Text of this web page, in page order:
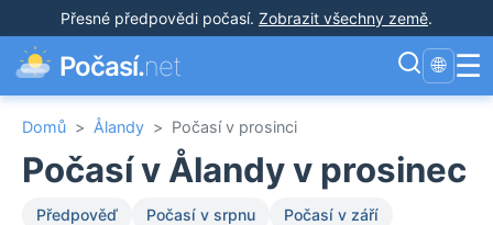
Přesné předpovědi počasí. Zobrazit všechny země.
Počasí.net 🌐 ☰
Domů > Ålandy > Počasí v prosinci
Počasí v Ålandy v prosinec
Předpověď Počasí v srpnu
Počasí v září